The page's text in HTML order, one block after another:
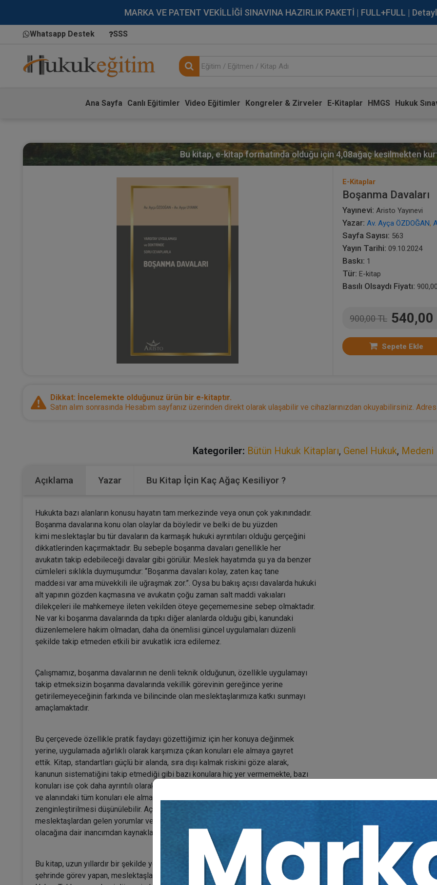
MARKA VE PATENT VEKİLLİĞİ SINAVINA HAZIRLIK PAKETİ | FULL+FULL |
Whatsapp Destek SSS
Ana Sayfa Canlı Eğitimler Video Eğitimler Kongreler & Zirveler E-Kitaplar HMGS Hukuk
Bu kitap, e-kitap formatında olduğu için4,08ağaç kesilmekten
E-Kitaplar
Boşanma Davaları
Yayınevi: Aristo Yayınevi
Yazar: Av. Ayça ÖZDOĞAN,
Sayfa Sayısı: 563
Yayın Tarihi: 09.10.2024
Baskı: 1
Tür: E-kitap
Basılı Olsaydı Fiyatı:
900,00 TL 540,00
Sepete Ekle
Dikkat: İncelemekte olduğunuz ürün bir e-kitaptır.
Satın alım sonrasında Hesabım sayfanız üzerinden direkt olarak ulaşabilir ve cihazlarınızdan okuyabilirsiniz.
Kategoriler: Bütün Hukuk Kitapları, Genel Hukuk, Medeni
Açıklama Yazar Bu Kitap İçin Kaç Ağaç Kesiliyor ?
Hukukta bazı alanların konusu hayatın tam merkezinde veya onun çok yakınındadır.
Boşanma davalarına konu olan olaylar da böyledir ve belki de bu yüzden
kimi meslektaşlar bu tür davaların da karmaşık hukuki ayrıntıları olduğu gerçeğini
dikkatlerinden kaçırmaktadır. Bu sebeple boşanma davaları genellikle her
avukatın takip edebileceği davalar gibi görülür. Meslek hayatımda şu ya da benzer
cümleleri sıklıkla duymuşumdur: “Boşanma davaları kolay, zaten kaç tane
maddesi var ama müvekkili ile uğraşmak zor.”. Oysa bu bakış açısı davalarda hukuki
alt yapının gözden kaçmasına ve avukatın çoğu zaman salt maddi vakıaları
dilekçeleri ile mahkemeye ileten vekilden öteye geçememesine sebep olmaktadır.
Ne var ki boşanma davalarında da tıpkı diğer alanlarda olduğu gibi, kanundaki
düzenlemelere hakim olmadan, daha da önemlisi güncel uygulamaları düzenli
şekilde takip etmeden etkili bir avukatlık icra edilemez.
Çalışmamız, boşanma davalarının ne denli teknik olduğunun, özellikle uygulamayı
takip etmeksizin boşanma davalarında vekillik görevinin gereğince yerine
getirilemeyeceğinin farkında ve bilincinde olan meslektaşlarımıza katkı sunmayı
amaçlamaktadır.
Bu çerçevede özellikle pratik faydayı gözettiğimiz için her konuya değinmek
yerine, uygulamada ağırlıklı olarak karşımıza çıkan konuları ele almaya gayret
ettik. Kitap, standartları güçlü bir alanda, sıra dışı kalmak riskini göze alarak,
kanunun sistematiğini takip etmediği gibi bazı konulara hiç yer vermemekte, bazı
konuları ise çok daha ayrıntılı olarak incelemektedir. Gelecekte kitabın genişletilmesi
ve alanındaki tüm konuları ele alması ve dolayısıyla başka ciltler eklenerek
zenginleştirilmesi düşünülebilir. Açıkçası bu düşüncem, kitabın olası baskılarının,
meslektaşlardan gelen yorumlar ve yeni sorularla gelişerek yaşayan bir kaynak
olacağına dair inancımdan kaynaklanmaktadır.
Bu kitap, uzun yıllardır bir şekilde yollarımızın kesiştiği ve ülkemizin hemen her
şehrinde görev yapan, meslektaşlarımızın sorduğu sorular ile şekillendi. Sevgili